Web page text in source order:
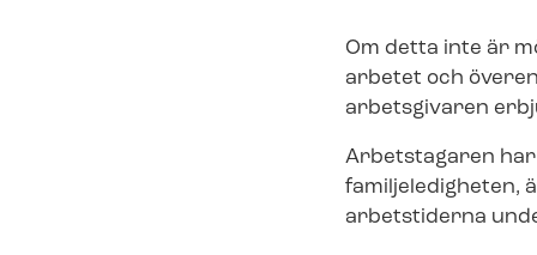
Om detta inte är
arbetet och
arbetsgivaren
Arbetstagaren
familjeledigheten,
arbetstiderna